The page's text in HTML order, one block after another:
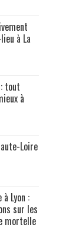
à La
tout
à
Loire
Lyon :
sur les
mortelle